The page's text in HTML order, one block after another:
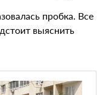
пробка. Все
выяснить